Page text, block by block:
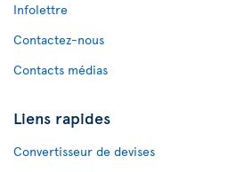
Infolettre
Contactez-nous
Contacts médias
Liens rapides
Convertisseur de devises